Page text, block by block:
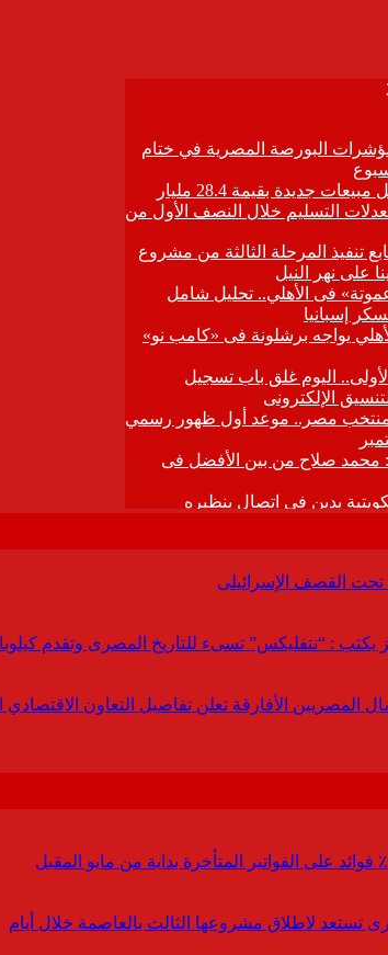
تحت القصف الإسرائيلى
يكتب : “نتفليكس” تسىء للتاريخ المصرى وتقدم
المصريين الأفارقة تعلن تفاصيل التعاون